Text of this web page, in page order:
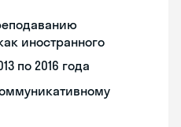
иностранного
по 2016 года